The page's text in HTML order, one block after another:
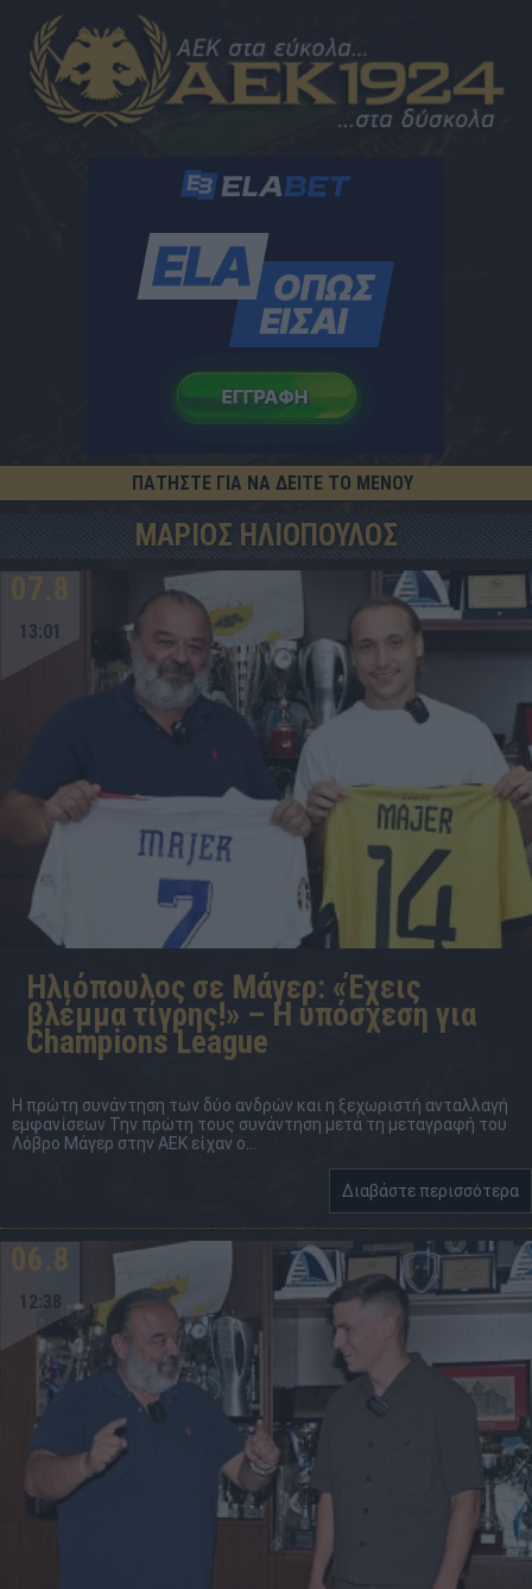
ΠΑΤΗΣΤΕ ΓΙΑ ΝΑ ΔΕΙΤΕ ΤΟ ΜΕΝΟΥ
ΜΑΡΙΟΣ ΗΛΙΟΠΟΥΛΟΣ
13:01
Ηλιόπουλος σε Μάγερ: «Έχεις
βλέμμα τίγρης!» – Η υπόσχεση για
Champions League
Η πρώτη συνάντηση των δύο ανδρών και η ξεχωριστή ανταλλαγή
εμφανίσεων Την πρώτη τους συνάντηση μετά τη μεταγραφή του
Λόβρο Μάγερ στην ΑΕΚ είχαν ο...
Διαβάστε περισσότερα
06.8
12:38